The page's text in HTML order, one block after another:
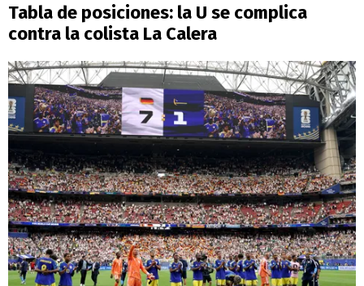
Tabla de posiciones: la U se complica
contra la colista La Calera